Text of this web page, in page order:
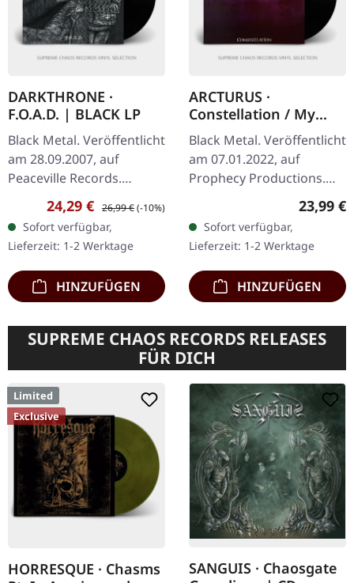
DARKTHRONE ·
F.O.A.D. | BLACK LP
Black Metal. Veröffentlicht
am 28.09.2007, auf
Peaceville Records.
Schwarzes Vinyl im
Gatefold-Cover. "FOAD"
stellt ein mutiges Kapitel
in der…
Verkaufspreis:
24,29 € Regulärer Preis:
26,99 €(-10%)
Sofort verfügbar,
Lieferzeit: 1-2 Werktage
HINZUFÜGEN
ARCTURUS ·
Constellation / My
Angel | BLACK LP
Black Metal. Veröffentlicht
am 07.01.2022, auf
Prophecy Productions.
beinhaltet Einleger und
gepolsterte Innenhülle
Arcturus'…
23,99 €
Sofort verfügbar,
Lieferzeit: 1-2 Werktage
HINZUFÜGEN
SUPREME CHAOS RECORDS RELEASES
FÜR DICH
Limited
Exclusive
HORRESQUE · Chasms
SANGUIS · Chaosgate